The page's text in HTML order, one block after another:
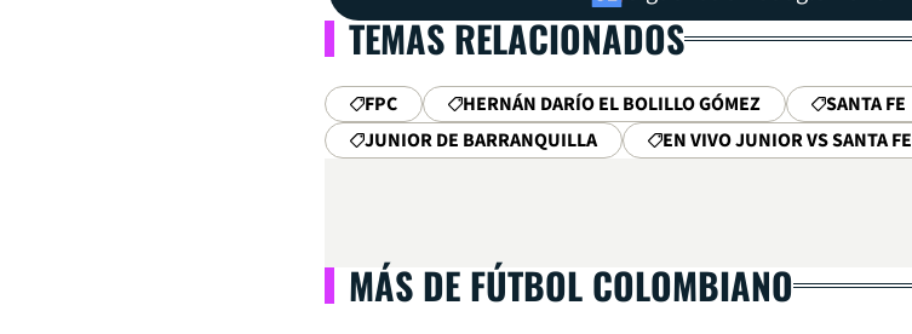
TEMAS RELACIONADOS
FPC HERNÁN DARÍO EL BOLILLO GÓMEZ SANTA FE
JUNIOR DE BARRANQUILLA
EN VIVO JUNIOR VS SANTA FE
MÁS DE FÚTBOL COLOMBIANO